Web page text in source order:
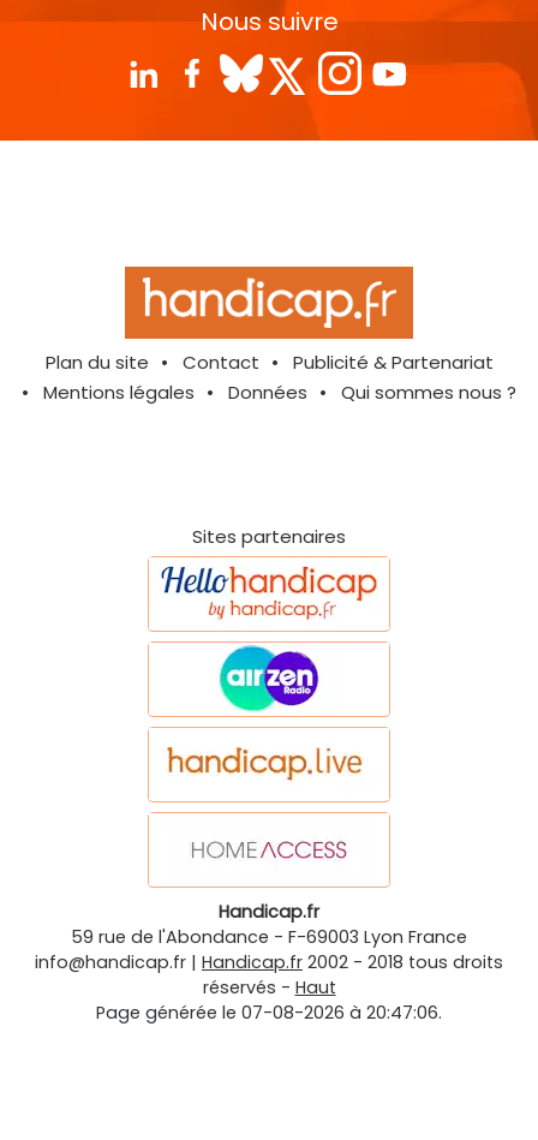
Nous suivre
Plan du site Contact
Publicité & Partenariat
Mentions légales
Données Qui sommes nous ?
Sites partenaires
Handicap.fr
59 rue de l'Abondance - F-69003 Lyon France
info@handicap.fr | Handicap.fr 2002 - 2018 tous droits
réservés - Haut
Page générée le 07-08-2026 à 20:47:06.